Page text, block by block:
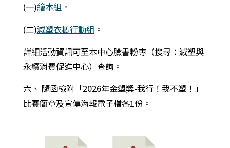
(一)繪本組 。
(二)減塑衣櫥行動組 。
詳細活動資訊可至本中心臉書粉專（搜尋：減塑與
永續消費促進中心）查詢。
六、 隨函檢附「2026年金塑獎-我行！我不塑！」
比賽簡章及宣傳海報電子檔各1份。